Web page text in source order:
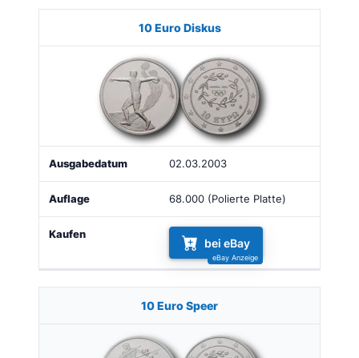
Ausgabe Auflage
10 Euro Diskus
02.03.2003
68.000 (Polierte Platte)
bei eBay
10 Euro Speer